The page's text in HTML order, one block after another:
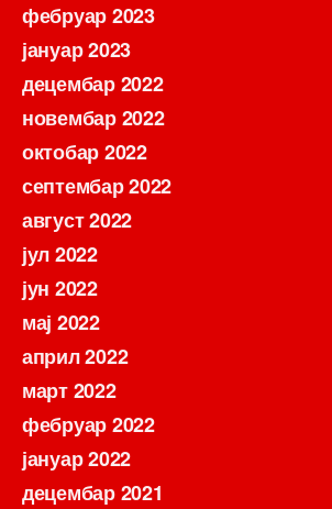
фебруар 2023
јануар 2023
децембар 2022
новембар 2022
октобар 2022
септембар 2022
август 2022
јул 2022
јун 2022
мај 2022
април 2022
март 2022
фебруар 2022
јануар 2022
децембар 2021